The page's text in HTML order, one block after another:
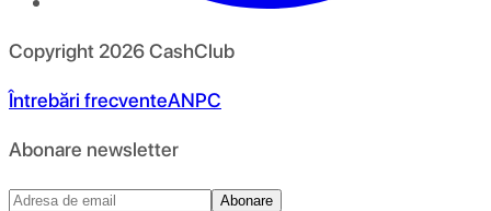
Copyright 2026CashClub
Întrebări frecventeANPC
Abonare newsletter
Abonare